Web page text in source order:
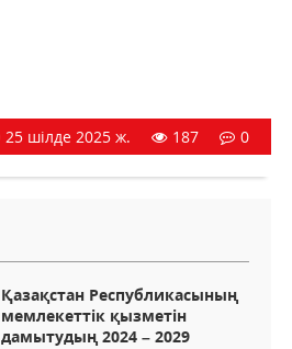
25 шілде 2025 ж. 187 0
Қазақстан Республикасының
мемлекеттік қызметін
дамытудың 2024 – 2029